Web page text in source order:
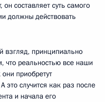
составляет суть самого
должны действовать
взгляд, принципиально
что реальностью все наши
они приобретут
случится как раз после
и начала его